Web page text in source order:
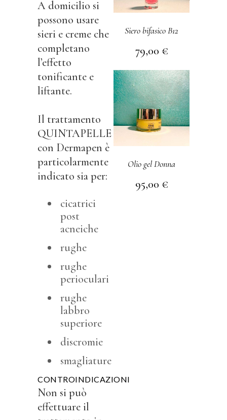
A domicilio si
possono usare
sieri e creme che
completano
l’effetto
tonificante e
liftante.
Il trattamento
QUINTAPELLE
con Dermapen è
particolarmente
indicato sia per:
cicatrici
post
acneiche
rughe
rughe
perioculari
rughe
labbro
superiore
discromie
smagliature
CONTROINDICAZIONI
Non si può
effettuare il
Siero bifasico B12
79,00 €
Olio gel Donna
95,00 €